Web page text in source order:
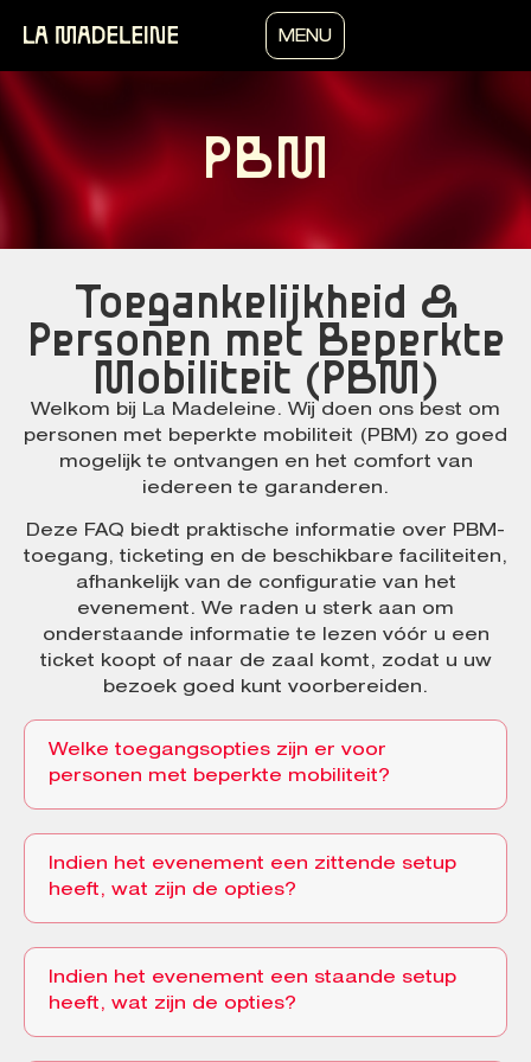
MENU
PBM
Toegankelijkheid &
Personen met Beperkte
Mobiliteit (PBM)
Welkom bij La Madeleine. Wij doen ons best om
personen met beperkte mobiliteit (PBM) zo goed
mogelijk te ontvangen en het comfort van
iedereen te garanderen.
Deze FAQ biedt praktische informatie over PBM-
toegang, ticketing en de beschikbare faciliteiten,
afhankelijk van de configuratie van het
evenement. We raden u sterk aan om
onderstaande informatie te lezen vóór u een
ticket koopt of naar de zaal komt, zodat u uw
bezoek goed kunt voorbereiden.
Welke toegangsopties zijn er voor
personen met beperkte mobiliteit?
Indien het evenement een zittende setup
heeft, wat zijn de opties?
Indien het evenement een staande setup
heeft, wat zijn de opties?